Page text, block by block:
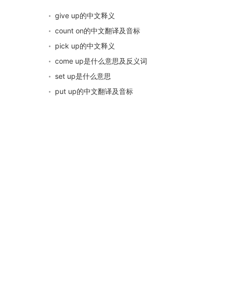
give up的中文释义
count on的中文翻译及音标
pick up的中文释义
come up是什么意思及反义词
set up是什么意思
put up的中文翻译及音标